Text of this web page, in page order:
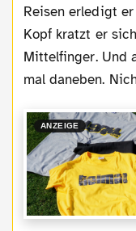
Reisen erledigt
Kopf kratzt er
Mittelfinger. Und
mal daneben.
ANZEIGE